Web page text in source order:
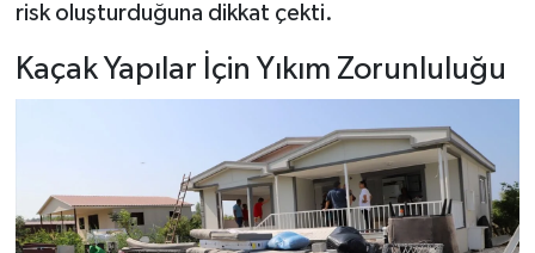
risk oluşturduğuna dikkat çekti.
Kaçak Yapılar İçin Yıkım Zorunluluğu